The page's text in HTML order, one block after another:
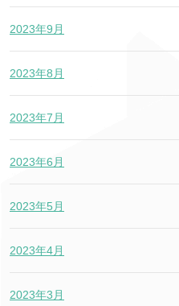
2023年9月
2023年8月
2023年7月
2023年6月
2023年5月
2023年4月
2023年3月